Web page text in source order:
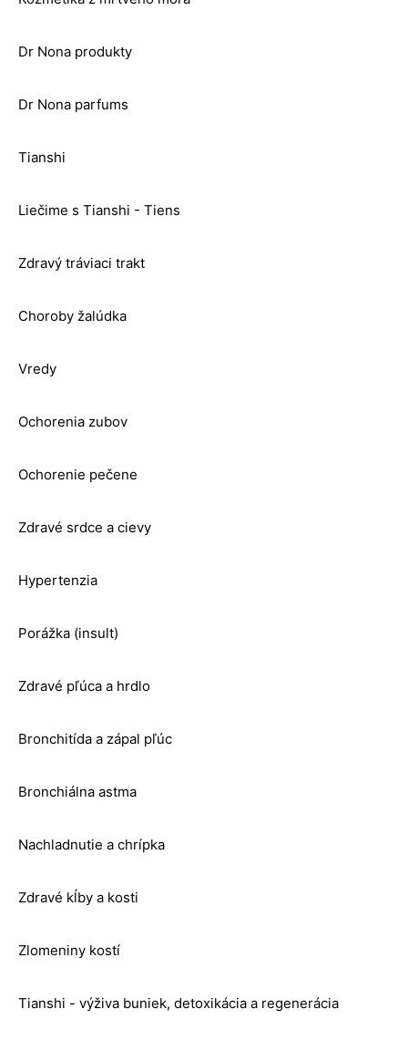
Dr Nona produkty
Dr Nona parfums
Tianshi
Liečime s Tianshi - Tiens
Zdravý tráviaci trakt
Choroby žalúdka
Vredy
Ochorenia zubov
Ochorenie pečene
Zdravé srdce a cievy
Hypertenzia
Porážka (insult)
Zdravé pľúca a hrdlo
Bronchitída a zápal pľúc
Bronchiálna astma
Nachladnutie a chrípka
Zdravé kĺby a kosti
Zlomeniny kostí
Tianshi - výživa buniek, detoxikácia a regenerácia